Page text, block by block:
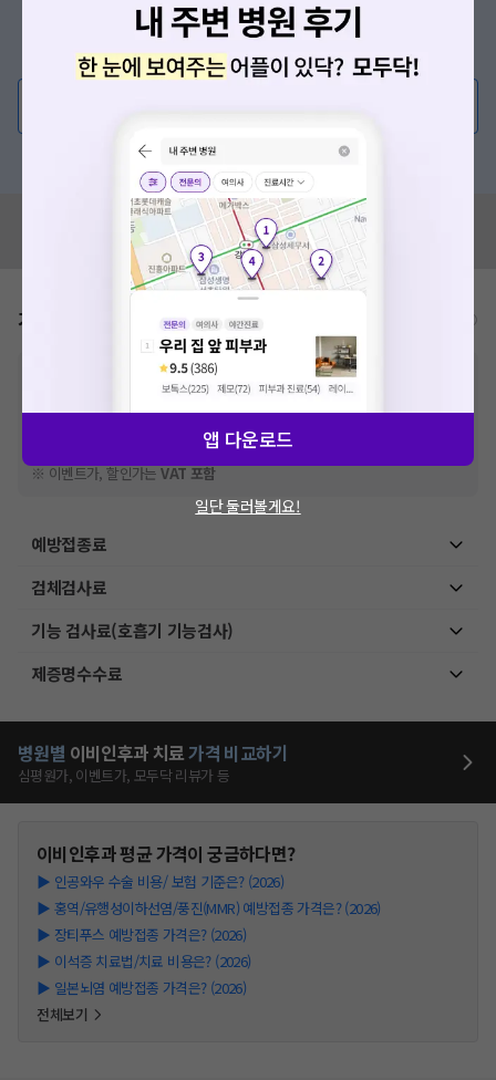
증상/치료, 궁금한 점이 있나요?
의사가 직접 답해드려요!
혹은, 의료상담 서비스에 다양한 게시글 보러가기
혹시 잘못된 병원정보가 있나요?
모두닥 팀에 알려주세요!
가격표
비급여 항목의 경우,추가비용 등으로 실제 가격과 상이할 수 있으니, 정확
한 가격은 해당 의료기관에 직접 문의해주세요.
※급여 항목의 경우,건강보험심사평가원에 고지되어 있는 급여 진료 기준 가
격입니다. (진료와 연관된 복합적인 비용이 추가되어, 병원마다 금액이 다르게
산정될 수 있는 점 참고 바랍니다.)
※ 이벤트가, 할인가는VAT 포함
예방접종료
검체검사료
기능 검사료(호흡기 기능검사)
제증명수수료
병원별 이비인후과 치료가격 비교하기
심평원가, 이벤트가, 모두닥 리뷰가 등
이비인후과평균 가격이 궁금하다면?
▶ 인공와우 수술 비용/ 보험 기준은? (2026)
▶ 홍역/유행성이하선염/풍진(MMR) 예방접종 가격은? (2026)
▶ 장티푸스 예방접종 가격은? (2026)
▶ 이석증 치료법/치료 비용은? (2026)
▶ 일본뇌염 예방접종 가격은? (2026)
전체보기
앱 다운로드
일단 둘러볼게요!